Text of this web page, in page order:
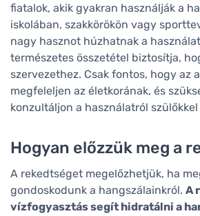
fiatalok, akik gyakran használják a
iskolában, szakkörökön vagy
nagy hasznot húzhatnak a
természetes összetétel biztosítja,
szervezethez. Csak fontos, hogy az
megfeleljen az életkorának, és
konzultáljon a használatról
Hogyan előzzük meg a
A rekedtséget megelőzhetjük, ha
gondoskodunk a hangszálainkról. A
vízfogyasztás segít hidratálni a